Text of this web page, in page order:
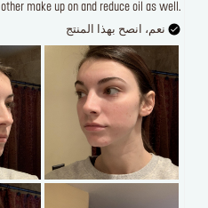
other make up on and reduce oil as well.
نعم، انصح بهذا المنتج